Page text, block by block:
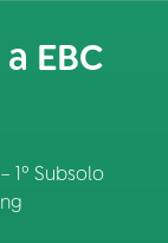
EBC
1º Subsolo